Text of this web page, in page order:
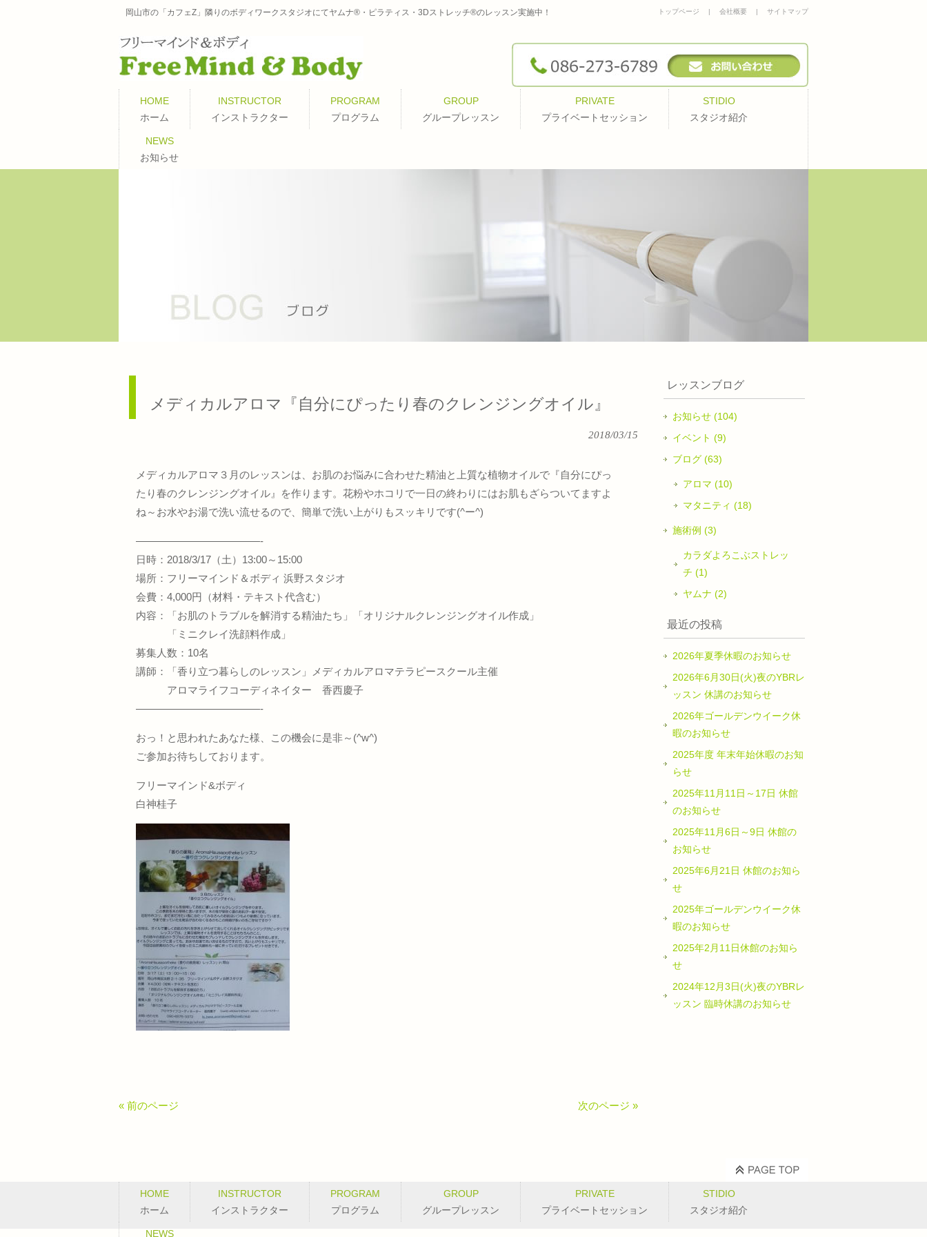
岡山市の「カフェZ」隣りのボディワークスタジオにてヤムナ®・ピラティス・3Dストレッチ®のレッスン実施中！ トップページ | 会社概要 | サイトマップ
HOME
ホーム
INSTRUCTOR
インストラクター
PROGRAM
プログラム
GROUP
グループレッスン
PRIVATE
プライベートセッション
STIDIO
スタジオ紹介
NEWS
お知らせ
メディカルアロマ『自分にぴったり春のクレンジングオイル』
2018/03/15
メディカルアロマ３月のレッスンは、お肌のお悩みに合わせた精油と上質な植物オイルで『自分にぴっ
たり春のクレンジングオイル』を作ります。花粉やホコリで一日の終わりにはお肌もざらついてますよ
ね～お水やお湯で洗い流せるので、簡単で洗い上がりもスッキリです(^ー^)
————————————-
日時：2018/3/17（土）13:00～15:00
場所：フリーマインド＆ボディ 浜野スタジオ
会費：4,000円（材料・テキスト代含む）
内容：「お肌のトラブルを解消する精油たち」「オリジナルクレンジングオイル作成」
「ミニクレイ洗顔料作成」
募集人数：10名
講師：「香り立つ暮らしのレッスン」メディカルアロマテラピースクール主催
アロマライフコーディネイター 香西慶子
————————————-
おっ！と思われたあなた様、この機会に是非～(^w^)
ご参加お待ちしております。
フリーマインド&ボディ
白神桂子
« 前のページ 次のページ »
レッスンブログ
お知らせ (104)
イベント (9)
ブログ (63)
アロマ (10)
マタニティ (18)
施術例 (3)
カラダよろこぶストレッ
チ (1)
ヤムナ (2)
最近の投稿
2026年夏季休暇のお知らせ
2026年6月30日(火)夜のYBRレ
ッスン 休講のお知らせ
2026年ゴールデンウイーク休
暇のお知らせ
2025年度 年末年始休暇のお知
らせ
2025年11月11日～17日 休館
のお知らせ
2025年11月6日～9日 休館の
お知らせ
2025年6月21日 休館のお知ら
せ
2025年ゴールデンウイーク休
暇のお知らせ
2025年2月11日休館のお知ら
せ
2024年12月3日(火)夜のYBRレ
ッスン 臨時休講のお知らせ
HOME
ホーム
INSTRUCTOR
インストラクター
PROGRAM
プログラム
GROUP
グループレッスン
PRIVATE
プライベートセッション
STIDIO
スタジオ紹介
NEWS